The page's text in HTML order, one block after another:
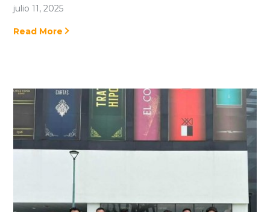
julio 11, 2025
Read More